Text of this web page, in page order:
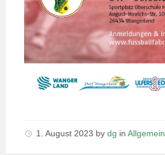
1. August 2023 by dg in Allgemein